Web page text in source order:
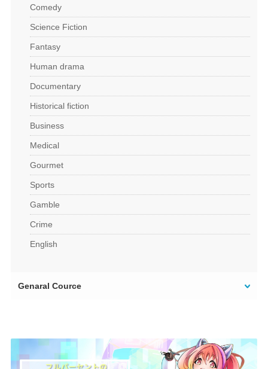
Comedy
Science Fiction
Fantasy
Human drama
Documentary
Historical fiction
Business
Medical
Gourmet
Sports
Gamble
Crime
English
Genaral Cource